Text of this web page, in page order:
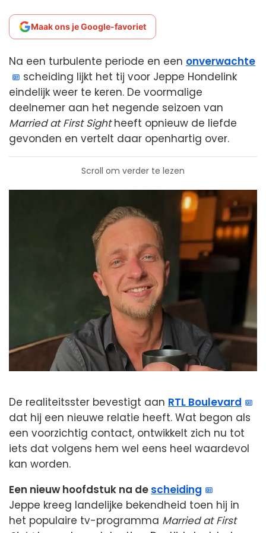
Maak ons je Google-favoriet
Na een turbulente periode en een onverwachte
scheiding lijkt het tij voor Jeppe Hondelink
eindelijk weer te keren. De voormalige
deelnemer aan het negende seizoen van
Married at First Sightheeft opnieuw de liefde
gevonden en vertelt daar openhartig over.
Scroll om verder te lezen
De realiteitsster bevestigt aan RTL Boulevard
dat hij een nieuwe relatie heeft. Wat begon als
een voorzichtig contact, ontwikkelt zich nu tot
iets dat volgens hem wel eens heel waardevol
kan worden.
Een nieuw hoofdstuk na de scheiding
Jeppe kreeg landelijke bekendheid toen hij in
het populaire tv-programma Married at First